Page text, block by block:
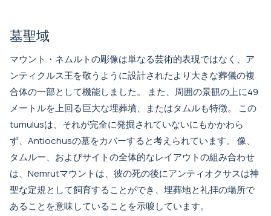
墓聖域
マウント・ネムルトの彫像は単なる芸術的表現ではなく、ア
ンティクルス王を敬うように設計されたより大きな葬儀の複
合体の一部として機能しました。 また、周囲の景観の上に49
メートルを上回る巨大な埋葬墳、またはタムルも特徴。 この
tumulusは、それが完全に発掘されていないにもかかわら
ず、Antiochusの墓をカバーすると考えられています。 像、
タムルー、およびサイトの全体的なレイアウトの組み合わせ
は、Nemrutマウントは、彼の死の後にアンティオクサスは神
聖な定規として飼育することができ、埋葬地と礼拝の場所で
あることを意味していることを示唆しています。